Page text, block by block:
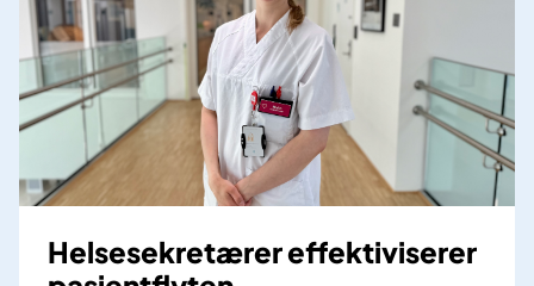
Helsesekretærer effektiviserer